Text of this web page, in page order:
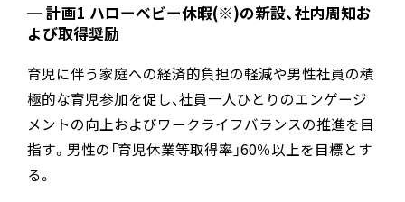
計画1 ハローベビー休暇(※)の新設、社内周知お
よび取得奨励
育児に伴う家庭への経済的負担の軽減や男性社員の積
極的な育児参加を促し、社員一人ひとりのエンゲージ
メントの向上およびワークライフバランスの推進を目
指す。男性の「育児休業等取得率」60％以上を目標とす
る。